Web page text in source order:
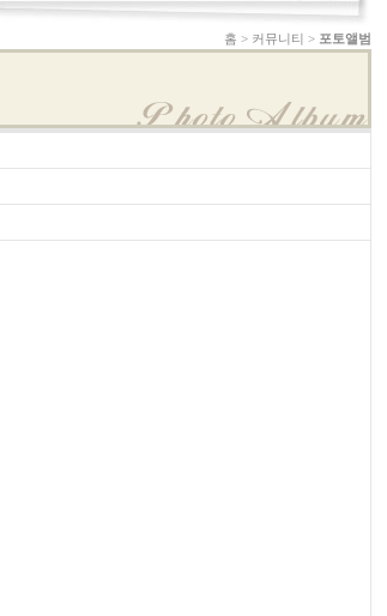
홈 > 커뮤니티 > 포토앨범